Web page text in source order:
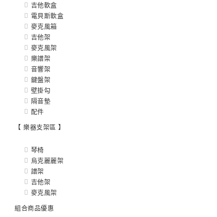
吉他軟盒
電貝斯軟盒
麥克風箱
吉他架
麥克風架
樂譜架
音響架
鍵盤架
壁掛勾
隔音墊
配件
【 樂器支架區 】
琴椅
烏克麗麗架
譜架
吉他架
麥克風架
組合商品優惠